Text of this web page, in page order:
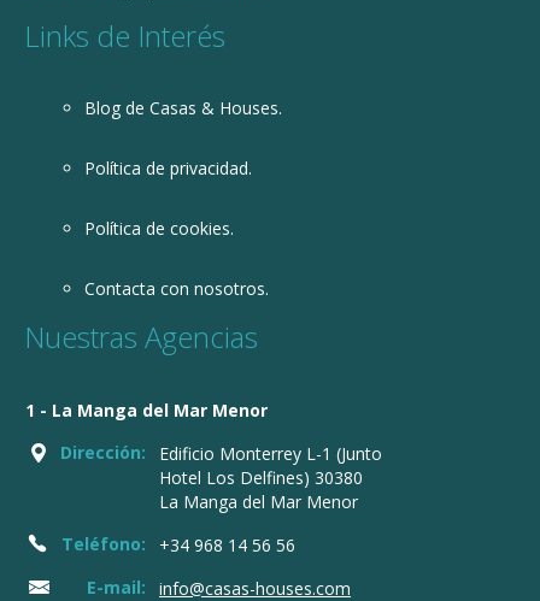
Links de Interés
Blog de Casas & Houses.
Política de privacidad.
Política de cookies.
Contacta con nosotros.
Nuestras Agencias
1 - La Manga del Mar Menor
Dirección:
Edificio Monterrey L-1 (Junto
Hotel Los Delfines) 30380
La Manga del Mar Menor
Teléfono:
+34 968 14 56 56
E-mail:
info@casas-houses.com